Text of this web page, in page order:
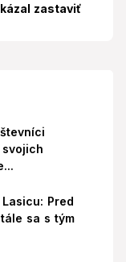
zastaviť
Pred
sa s tým